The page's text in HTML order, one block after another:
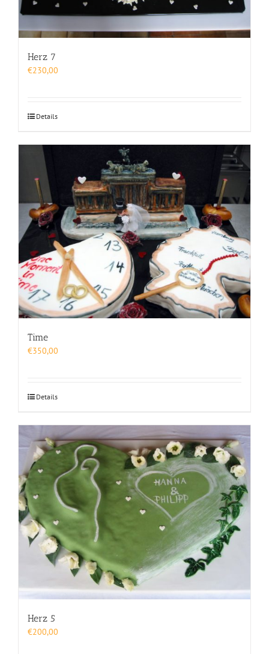
Herz 7
€230,00
Details
Time
€350,00
Details
Herz 5
€200,00